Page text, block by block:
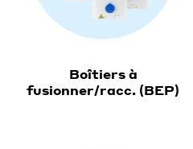
Boîtiers à
fusionner/racc. (BEP)